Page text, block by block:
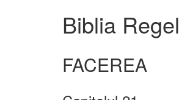
Biblia
FACEREA